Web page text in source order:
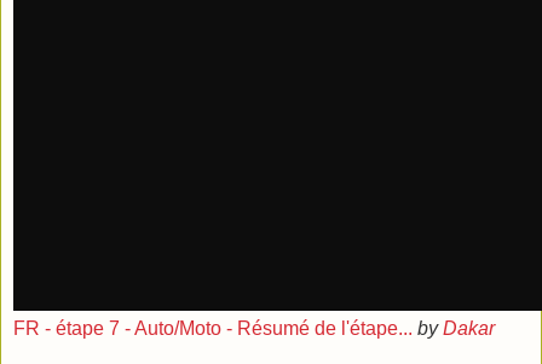
FR - étape 7 - Auto/Moto - Résumé de l'étape... byDakar